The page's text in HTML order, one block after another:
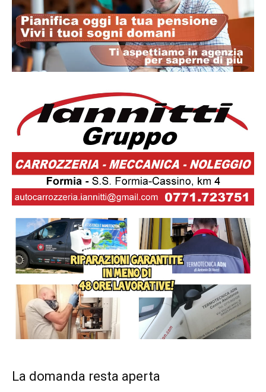
La domanda resta aperta